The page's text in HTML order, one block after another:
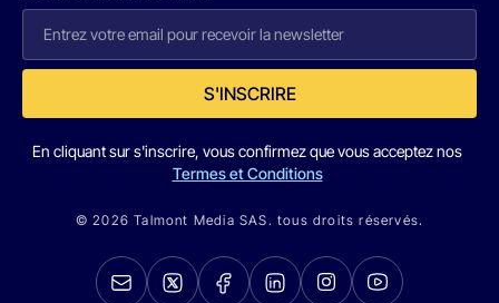
S'INSCRIRE
En cliquant sur s'inscrire, vous confirmez que vous acceptez nos
Termes et Conditions
© 2026 Talmont Media SAS. tous droits réservés.